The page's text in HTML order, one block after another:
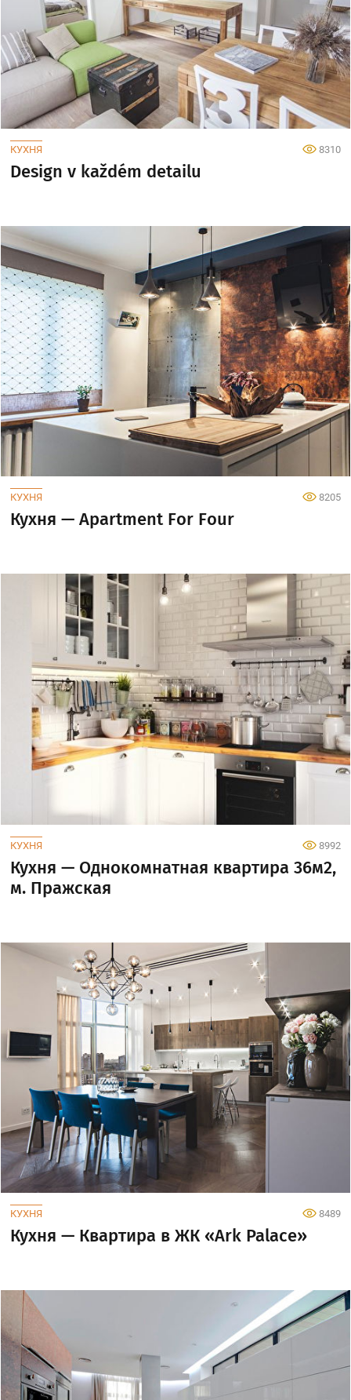
КУХНЯ 8310
Design v každém detailu
КУХНЯ 8205
Кухня — Apartment For Four
КУХНЯ 8992
Кухня — Однокомнатная квартира 36м2,
м. Пражская
КУХНЯ 8489
Кухня — Квартира в ЖК «Ark Palace»